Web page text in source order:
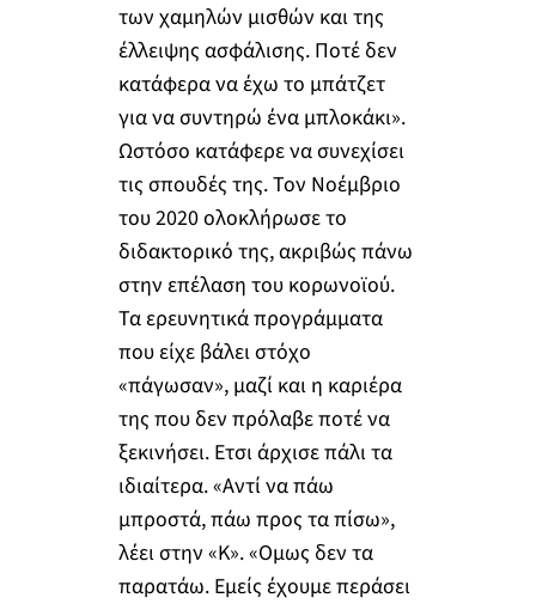
των χαμηλών μισθών και της
έλλειψης ασφάλισης. Ποτέ δεν
κατάφερα να έχω το μπάτζετ
για να συντηρώ ένα μπλοκάκι».
Ωστόσο κατάφερε να συνεχίσει
τις σπουδές της. Τον Νοέμβριο
του 2020 ολοκλήρωσε το
διδακτορικό της, ακριβώς πάνω
στην επέλαση του κορωνοϊού.
Τα ερευνητικά προγράμματα
που είχε βάλει στόχο
«πάγωσαν», μαζί και η καριέρα
της που δεν πρόλαβε ποτέ να
ξεκινήσει. Ετσι άρχισε πάλι τα
ιδιαίτερα. «Αντί να πάω
μπροστά, πάω προς τα πίσω»,
λέει στην «Κ». «Ομως δεν τα
παρατάω. Εμείς έχουμε περάσει